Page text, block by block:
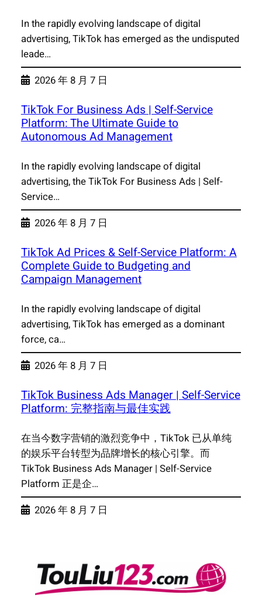
In the rapidly evolving landscape of digital
advertising, TikTok has emerged as the undisputed
leade…
2026 年 8 月 7 日
TikTok For Business Ads | Self-Service
Platform: The Ultimate Guide to
Autonomous Ad Management
In the rapidly evolving landscape of digital
advertising, the TikTok For Business Ads | Self-
Service…
2026 年 8 月 7 日
TikTok Ad Prices & Self-Service Platform: A
Complete Guide to Budgeting and
Campaign Management
In the rapidly evolving landscape of digital
advertising, TikTok has emerged as a dominant
force, ca…
2026 年 8 月 7 日
TikTok Business Ads Manager | Self-Service
Platform: 完整指南与最佳实践
在当今数字营销的激烈竞争中，TikTok 已从单纯
的娱乐平台转型为品牌增长的核心引擎。而
TikTok Business Ads Manager | Self-Service
Platform 正是企…
2026 年 8 月 7 日